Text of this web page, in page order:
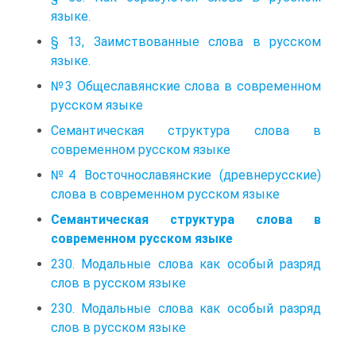
языке.
§ 13, Заимствованные слова в русском
языке.
№3 Общеславянские слова в современном
русском языке
Семантическая структура слова в
современном русском языке
№4 Восточнославянские (древнерусские)
слова в современном русском языке
Семантическая структура слова в
современном русском языке
230. Модальные слова как особый разряд
слов в русском языке
230. Модальные слова как особый разряд
слов в русском языке